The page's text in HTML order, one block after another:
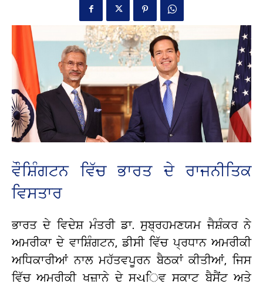
ਵੌਸ਼ਿੰਗਟਨ ਵਿੱਚ ਭਾਰਤ ਦੇ ਰਾਜਨੀਤਿਕ
ਵਿਸਤਾਰ
ਭਾਰਤ ਦੇ ਵਿਦੇਸ਼ ਮੰਤਰੀ ਡਾ. ਸੁਬ੍ਰਹਮਣਯਮ ਜੈਸ਼ੰਕਰ ਨੇ
ਅਮਰੀਕਾ ਦੇ ਵਾਸ਼ਿੰਗਟਨ, ਡੀਸੀ ਵਿੱਚ ਪ੍ਰਧਾਨ ਅਮਰੀਕੀ
ਅਧਿਕਾਰੀਆਂ ਨਾਲ ਮਹੱਤਵਪੂਰਨ ਬੈਠਕਾਂ ਕੀਤੀਆਂ, ਜਿਸ
ਵਿੱਚ ਅਮਰੀਕੀ ਖਜ਼ਾਨੇ ਦੇ ਸચਿਵ ਸਕਾਟ ਬੈਸੈਂਟ ਅਤੇ